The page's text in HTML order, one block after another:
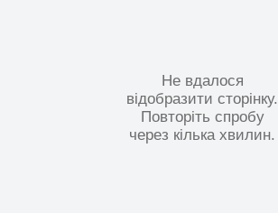
Не вдалося
відобразити сторінку.
Повторіть спробу
через кілька хвилин.